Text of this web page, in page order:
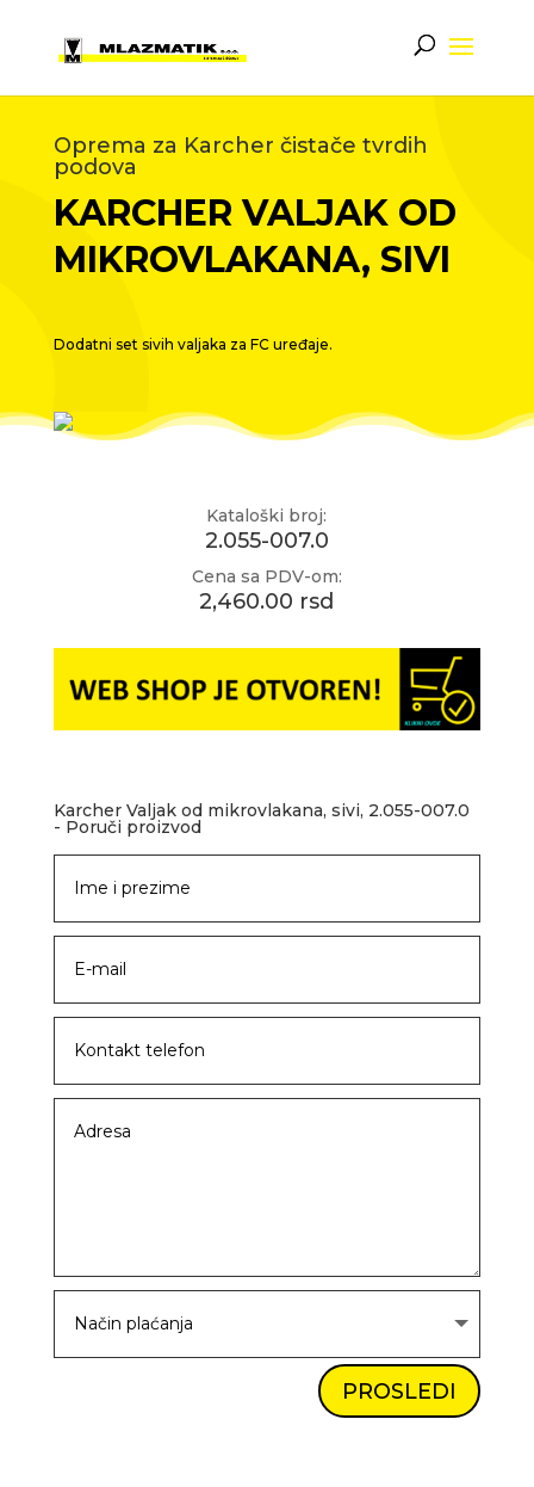
Oprema za Karcher čistače tvrdih
podova
KARCHER VALJAK OD
MIKROVLAKANA, SIVI
Dodatni set sivih valjaka za FC uređaje.
Kataloški broj:
2.055-007.0
Cena sa PDV-om:
2,460.00 rsd
Karcher Valjak od mikrovlakana, sivi, 2.055-007.0
- Poruči proizvod
PROSLEDI